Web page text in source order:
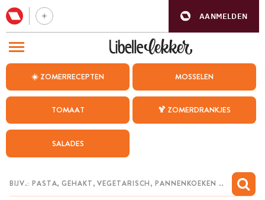
AANMELDEN
☀️ ZOMERRECEPTEN MOSSELEN
TOMAAT 🍹 ZOMERDRANKJES
SALADES
BEZOEK ONZE ANDERE WEBSITES
WEEKMENU
CHAT MET MAIA
MIJN BEWAARDE RECEPTEN